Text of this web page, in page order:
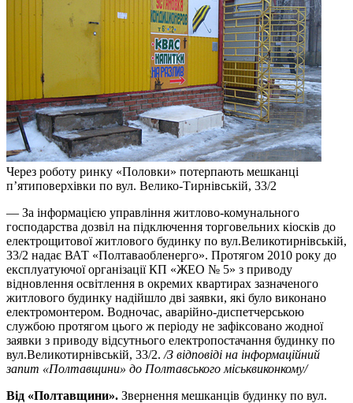
Через роботу ринку «Половки» потерпають мешканці
п’ятиповерхівки по вул. Велико-Тирнівській, 33/2
— За інформацією управління житлово-комунального
господарства дозвіл на підключення торговельних кіосків до
електрощитової житлового будинку по вул.Великотирнівській,
33/2 надає ВАТ «Полтаваобленерго». Протягом 2010 року до
експлуатуючої організації КП «ЖЕО № 5» з приводу
відновлення освітлення в окремих квартирах зазначеного
житлового будинку надійшло дві заявки, які було виконано
електромонтером. Водночас, аварійно-диспетчерською
службою протягом цього ж періоду не зафіксовано жодної
заявки з приводу відсутнього електропостачання будинку по
вул.Великотирнівській, 33/2. /З відповіді на інформаційний
запит «Полтавщини» до Полтавського міськвиконкому/
Від «Полтавщини». Звернення мешканців будинку по вул.